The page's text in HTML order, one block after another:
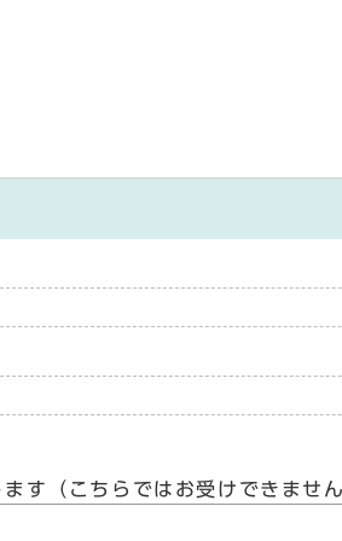
す（こちらではお受けできませ